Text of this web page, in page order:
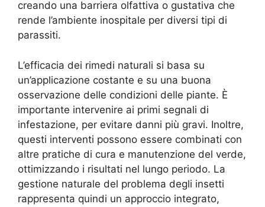
creando una barriera olfattiva o gustativa che
rende l’ambiente inospitale per diversi tipi di
parassiti.
L’efficacia dei rimedi naturali si basa su
un’applicazione costante e su una buona
osservazione delle condizioni delle piante. È
importante intervenire ai primi segnali di
infestazione, per evitare danni più gravi. Inoltre,
questi interventi possono essere combinati con
altre pratiche di cura e manutenzione del verde,
ottimizzando i risultati nel lungo periodo. La
gestione naturale del problema degli insetti
rappresenta quindi un approccio integrato,